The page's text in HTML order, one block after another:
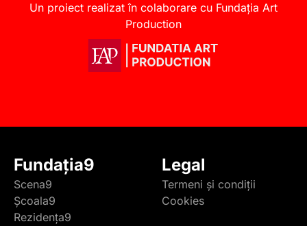
Un proiect realizat în colaborare cu Fundația Art
Production
Fundația9
Scena9
Școala9
Rezidența9
Legal
Termeni și condiții
Cookies